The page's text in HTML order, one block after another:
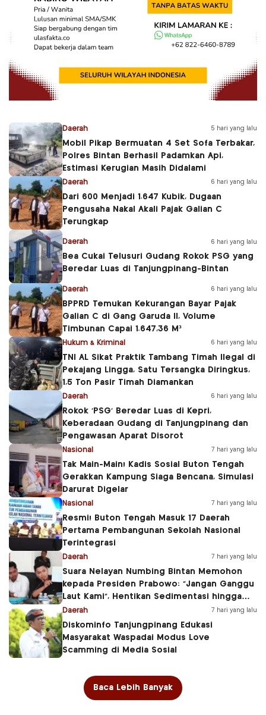
Daerah 5 hari yang lalu
Mobil Pikap Bermuatan 4 Set Sofa Terbakar,
Polres Bintan Berhasil Padamkan Api,
Estimasi Kerugian Masih Didalami
Daerah 6 hari yang lalu
Dari 600 Menjadi 1.647 Kubik, Dugaan
Pengusaha Nakal Akali Pajak Galian C
Terungkap
Daerah 6 hari yang lalu
Bea Cukai Telusuri Gudang Rokok PSG yang
Beredar Luas di Tanjungpinang-Bintan
Daerah 6 hari yang lalu
BPPRD Temukan Kekurangan Bayar Pajak
Galian C di Gang Garuda II, Volume
Timbunan Capai 1.647,36 M³
Hukum & Kriminal 6 hari yang lalu
TNI AL Sikat Praktik Tambang Timah Ilegal di
Pekajang Lingga, Satu Tersangka Diringkus,
1,5 Ton Pasir Timah Diamankan
Daerah 6 hari yang lalu
Rokok ‘PSG’ Beredar Luas di Kepri,
Keberadaan Gudang di Tanjungpinang dan
Pengawasan Aparat Disorot
Nasional 7 hari yang lalu
Tak Main-Main! Kadis Sosial Buton Tengah
Gerakkan Kampung Siaga Bencana, Simulasi
Darurat Digelar
Nasional 7 hari yang lalu
Resmi! Buton Tengah Masuk 17 Daerah
Pertama Pembangunan Sekolah Nasional
Terintegrasi
Daerah 7 hari yang lalu
Suara Nelayan Numbing Bintan Memohon
kepada Presiden Prabowo: “Jangan Ganggu
Laut Kami”, Hentikan Sedimentasi hingga
Ancam Ruang Hidup Pesisir
Daerah 7 hari yang lalu
Diskominfo Tanjungpinang Edukasi
Masyarakat Waspadai Modus Love
Scamming di Media Sosial
Baca Lebih Banyak